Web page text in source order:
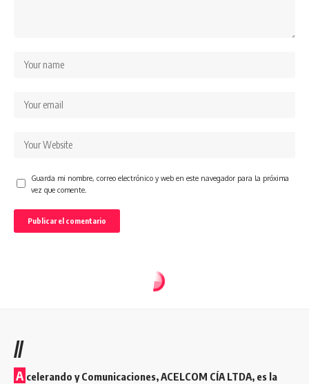
Guarda mi nombre, correo electrónico y web en este navegador para la próxima
vez que comente.
//
A celerando y Comunicaciones, ACELCOM CÍA LTDA, es la